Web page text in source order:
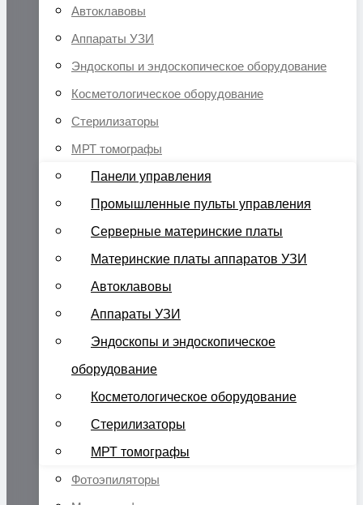
Автоклавовы
Аппараты УЗИ
Эндоскопы и эндоскопическое оборудование
Косметологическое оборудование
Стерилизаторы
МРТ томографы
Панели управления
Промышленные пульты управления
Серверные материнские платы
Материнские платы аппаратов УЗИ
Автоклавовы
Аппараты УЗИ
Эндоскопы и эндоскопическое
оборудование
Косметологическое оборудование
Стерилизаторы
МРТ томографы
Фотоэпиляторы